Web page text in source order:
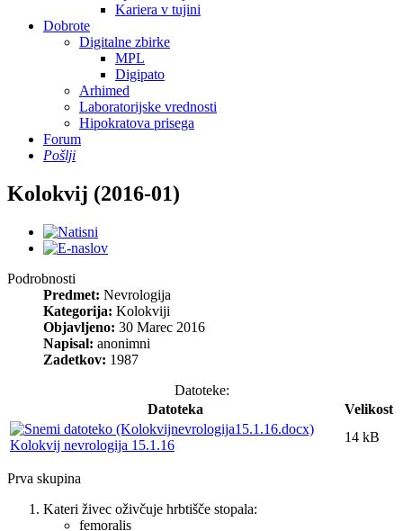
Kariera v tujini
Dobrote
Digitalne zbirke
MPL
Digipato
Arhimed
Laboratorijske vrednosti
Hipokratova prisega
Forum
Pošlji
Kolokvij (2016-01)
Podrobnosti
Predmet: Nevrologija
Kategorija: Kolokviji
Objavljeno: 30 Marec 2016
Napisal: anonimni
Zadetkov: 1987
Datoteke:
Datoteka
Velikost
Kolokvij nevrologija 15.1.16
14 kB
Prva skupina
Kateri živec oživčuje hrbtišče stopala:
femoralis